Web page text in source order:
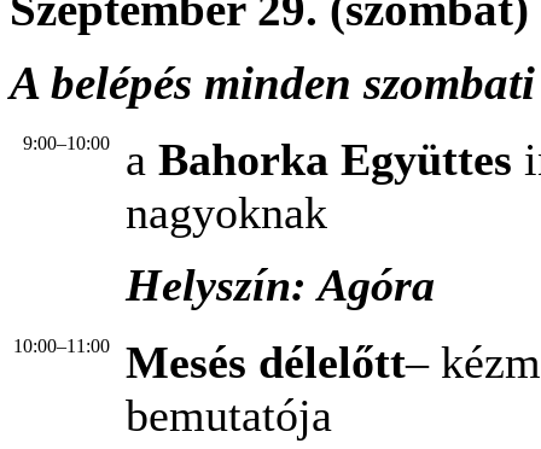
A belépés minden
9:00–10:00 a Bahorka Együttes
nagyoknak
Helyszín: Agóra
10:00–11:00 Mesés délelőtt–
bemutatója